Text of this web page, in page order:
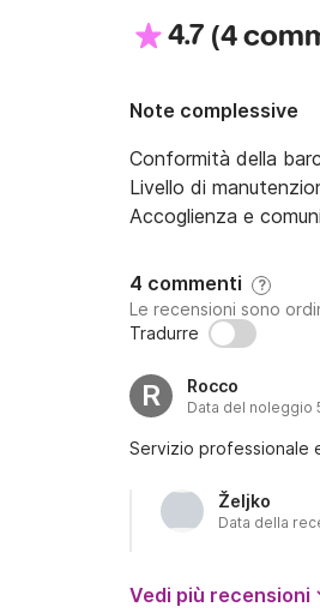
4.7 (4
Note complessive
Conformità della
Livello di
Accoglienza e
4 commenti ?
Le recensioni sono
Tradurre
R Rocco
Data del noleggio
Servizio professionale
Željko
Data della
Vedi più recensioni